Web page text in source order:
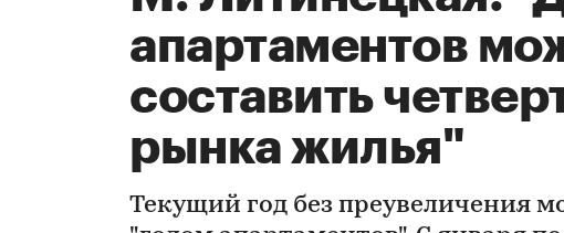
апартаментов
составить
рынка жилья"
Текущий год без преувеличения